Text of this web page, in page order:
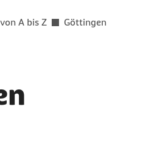
A bis Z Göttingen